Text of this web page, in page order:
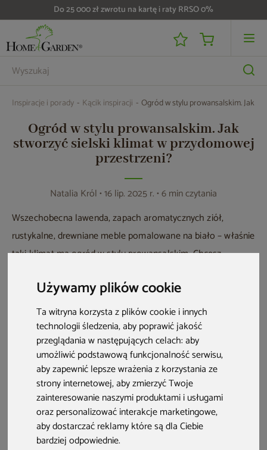
Używamy plików cookie
Ta witryna korzysta z plików cookie i innych
technologii śledzenia, aby poprawić jakość
przeglądania w następujących celach:aby
umożliwić podstawową funkcjonalność serwisu,
aby zapewnić lepsze wrażenia z korzystania ze
strony internetowej,aby zmierzyć Twoje
zainteresowanie naszymi produktami i usługami
oraz personalizować interakcje marketingowe,
aby dostarczać reklamy które są dla Ciebie
bardziej odpowiednie.
Do 25 000 zł zwrotu na kartę i raty RRSO 0%
Inspiracje i porady Kącik inspiracji Ogród w stylu prowansalskim. Jak
Ogród w stylu prowansalskim. Jak
stworzyć sielski klimat w przydomowej
przestrzeni?
Natalia Król• 16 lip. 2025 r. • 6 min czytania
Wszechobecna lawenda, zapach aromatycznych ziół,
rustykalne, drewniane meble pomalowane na biało – właśnie
taki klimat ma ogród w stylu prowansalskim. Chcesz
południa Francji? Zobacz, jak zaaranżować ogród
prowansalski!